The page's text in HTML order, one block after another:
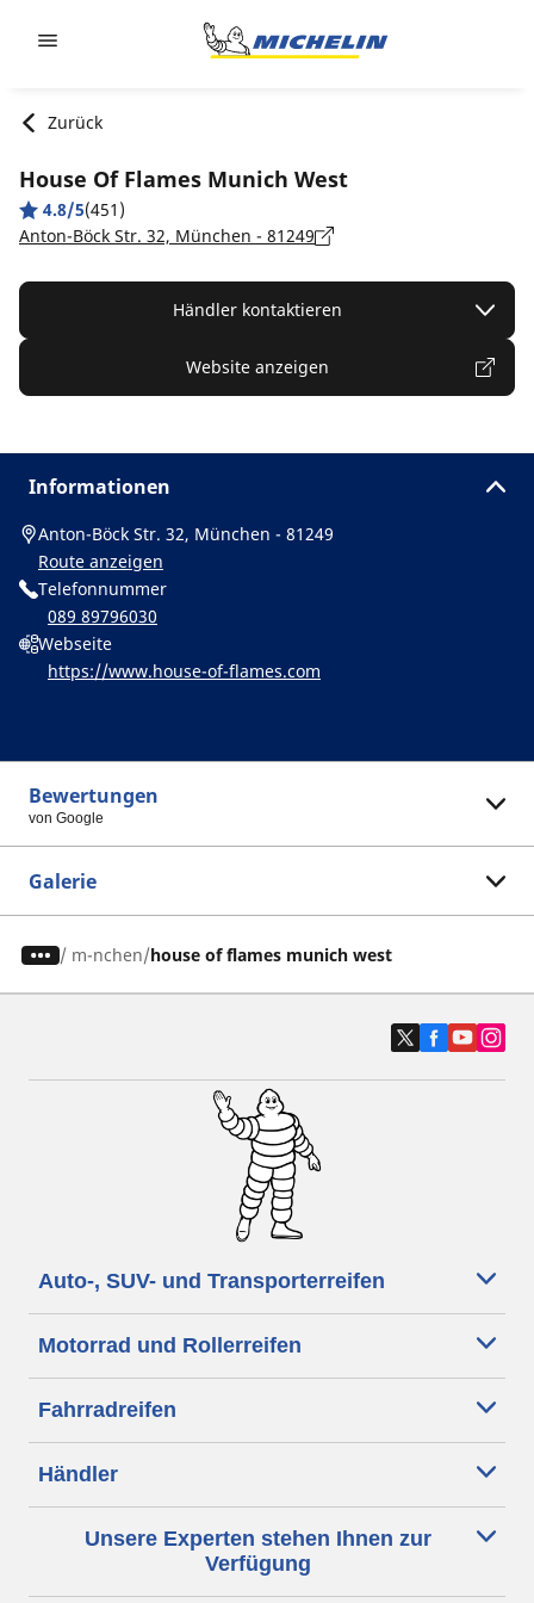
Zurück
House Of Flames Munich West
4.8/5(451)
Anton-Böck Str. 32, München - 81249
Händler kontaktieren
Website anzeigen
Informationen
Anton-Böck Str. 32, München - 81249
Route anzeigen
Telefonnummer
089 89796030
Webseite
https://www.house-of-flames.com
Bewertungen
von Google
Galerie
/ m-nchen house of flames munich west
Auto-, SUV- und Transporterreifen
Motorrad und Rollerreifen
Fahrradreifen
Händler
Unsere Experten stehen Ihnen zur
Verfügung